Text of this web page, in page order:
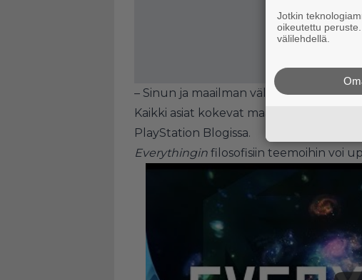
– Sinun ja maailman välille ei tehdä
Kaikki asiat kokevat maailman ja
PlayStation Blogissa.
Everythingin filosofisiin teemoihin voi
Jotkin
oikeutettu
välilehdellä.